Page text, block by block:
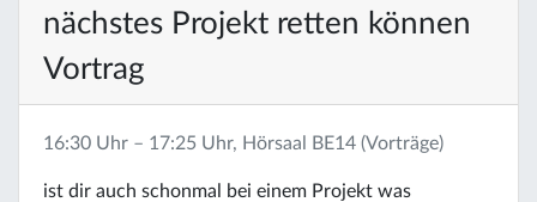
nächstes Projekt retten können
Vortrag
16:30 Uhr – 17:25 Uhr, Hörsaal BE14 (Vorträge)
ist dir auch schonmal bei einem Projekt was